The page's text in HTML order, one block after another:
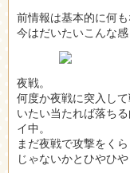
前情報は基本的に何も
今はだいたいこんな感
夜戦。
何度か夜戦に突入し
いたい当たれば落ち
イ中。
まだ夜戦で攻撃をく
じゃないかとひやひ